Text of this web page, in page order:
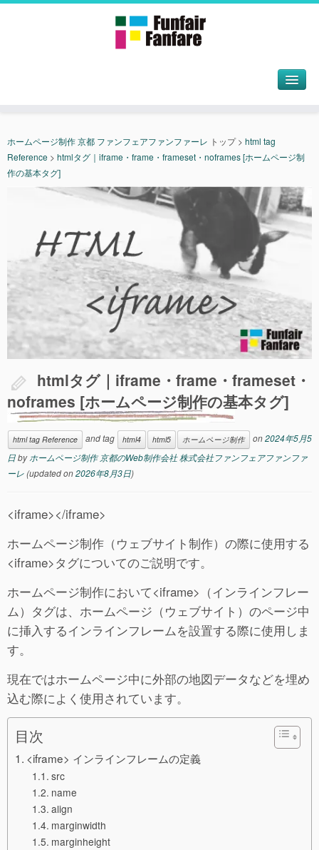
ホームページ制作 京都 ファンフェアファンファーレ トップ> html tag
Reference > htmlタグ｜iframe・frame・frameset・noframes [ホームページ制
作の基本タグ]
htmlタグ｜iframe・frame・frameset・
noframes [ホームページ制作の基本タグ]
html tag Reference and tag html4 html5 ホームページ制作 on2024年5月5
日byホームページ制作 京都のWeb制作会社 株式会社ファンフェアファンファ
ーレ(updated on2026年8月3日)
<iframe></iframe>
ホームページ制作（ウェブサイト制作）の際に使用する
<iframe>タグについてのご説明です。
ホームページ制作において<iframe>（インラインフレー
ム）タグは、ホームページ（ウェブサイト）のページ中
に挿入するインラインフレームを設置する際に使用しま
す。
現在ではホームページ中に外部の地図データなどを埋め
込む際によく使用されています。
目次
<iframe> インラインフレームの定義
src
name
align
marginwidth
marginheight